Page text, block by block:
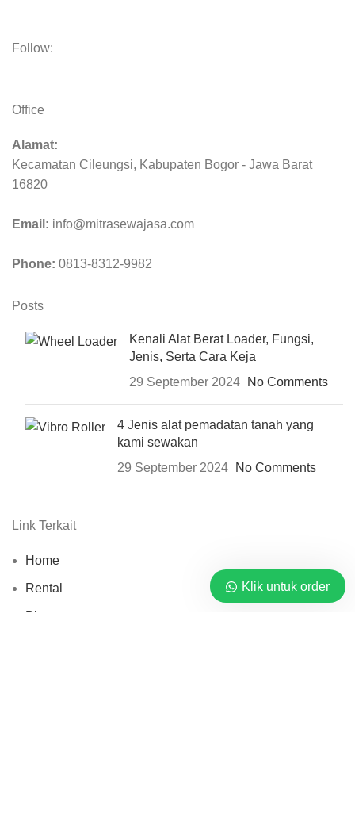
Follow:
Office
Alamat:
Kecamatan Cileungsi, Kabupaten Bogor - Jawa Barat
16820
Email: info@mitrasewajasa.com
Phone: 0813-8312-9982
Posts
Kenali Alat Berat Loader, Fungsi,
Jenis, Serta Cara Keja
29 September 2024
No Comments
4 Jenis alat pemadatan tanah yang
kami sewakan
29 September 2024
No Comments
Link Terkait
Home
Rental
Blog
Klik untuk order